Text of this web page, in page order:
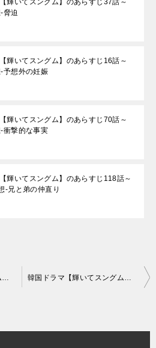
輝いてスングム】のあらすじ37話～
脅迫
輝いてスングム】のあらすじ16話～
予想外の妊娠
輝いてスングム】のあらすじ70話～
衝撃的な事実
輝いてスングム】のあらすじ118話～
-兄と弟の仲直り
韓国ドラマ【輝いてスングム】のあらすじ61話～63話と感想-疑惑の解消 韓国ドラマ【輝いてスングム】のあらすじ67話～69話と感想-それぞれの溝